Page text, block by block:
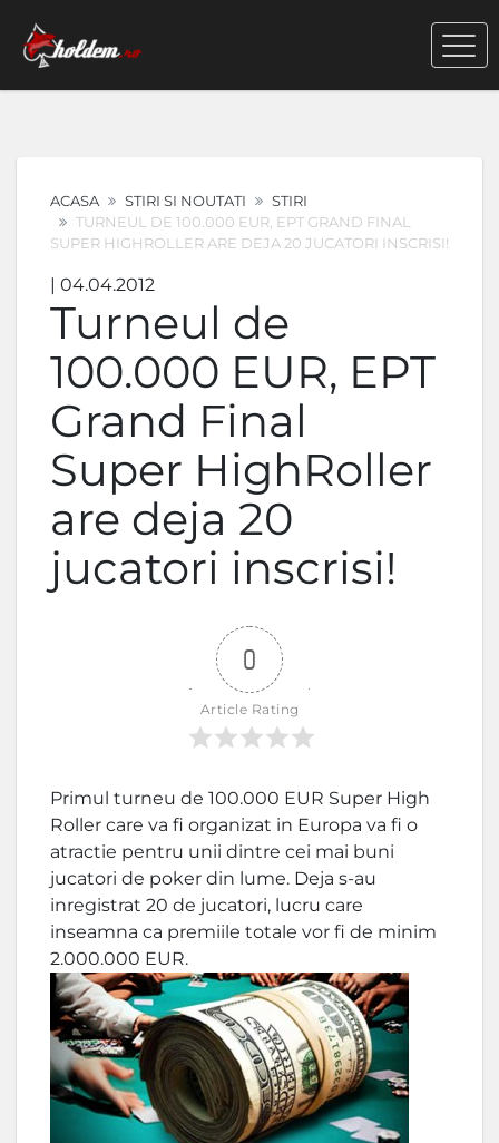
ACASA STIRI SI NOUTATI
STIRI
TURNEUL DE 100.000 EUR, EPT GRAND FINAL
SUPER HIGHROLLER ARE DEJA 20 JUCATORI INSCRISI!
| 04.04.2012
Turneul de
100.000 EUR, EPT
Grand Final
Super HighRoller
are deja 20
jucatori inscrisi!
0
Article Rating
Primul turneu de 100.000 EUR Super High
Roller care va fi organizat in Europa va fi o
atractie pentru unii dintre cei mai buni
jucatori de poker din lume. Deja s-au
inregistrat 20 de jucatori, lucru care
inseamna ca premiile totale vor fi de minim
2.000.000 EUR.